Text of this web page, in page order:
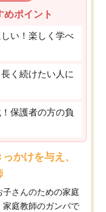
めポイント
い！楽しく学べ
く続けたい人に
保護者の方の負
かけを与え、
さんのための家庭
庭教師のガンバで